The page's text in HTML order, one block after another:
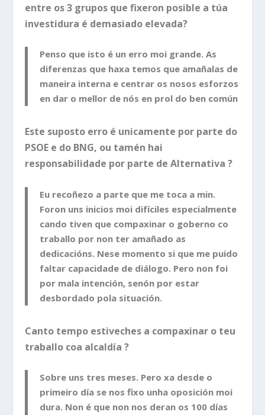
entre os 3 grupos que fixeron posible a túa
investidura é demasiado elevada?
Penso que isto é un erro moi grande. As
diferenzas que haxa temos que amañalas de
maneira interna e centrar os nosos esforzos
en dar o mellor de nós en prol do ben común
Este suposto erro é unicamente por parte do
PSOE e do BNG, ou tamén hai
responsabilidade por parte de Alternativa ?
Eu recoñezo a parte que me toca a min.
Foron uns inicios moi difíciles especialmente
cando tiven que compaxinar o goberno co
traballo por non ter amañado as
dedicacións. Nese momento si que me puido
faltar capacidade de diálogo. Pero non foi
por mala intención, senón por estar
desbordado pola situación.
Canto tempo estiveches a compaxinar o teu
traballo coa alcaldía ?
Sobre uns tres meses. Pero xa desde o
primeiro día se nos fixo unha oposición moi
dura. Non é que non nos deran os 100 días